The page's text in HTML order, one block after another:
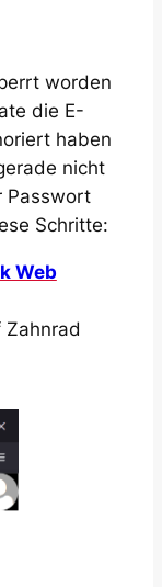
worden
die E-
haben
nicht
Passwort
Schritte:
Web
Zahnrad